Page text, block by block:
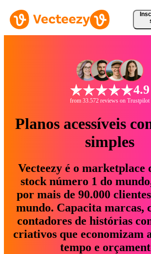
4.9
from 33.572 reviews on Trustpilot
Planos acessíveis
simples
Vecteezy é o marketplace
stock número 1 do
por mais de 90.000
mundo. Capacita marcas,
contadores de histórias
criativos que economizam
tempo e